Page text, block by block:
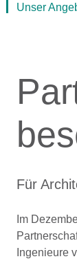
Unser
Für
Im
Ingenieure